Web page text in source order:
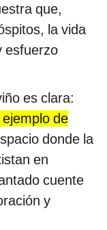
que,
la vida
esfuerzo
es clara:
de
donde la
en
cuente
y